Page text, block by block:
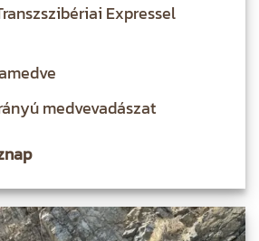
Expressel
medvevadászat